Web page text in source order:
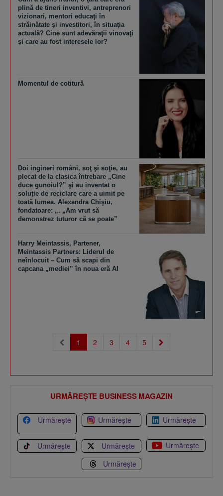
plină de tineri inventivi, antreprenori
vizionari, mentori educaţi în
străinătate şi investitori, în situaţia
actuală? Cine sunt adevăraţii vinovaţi
şi care au fost interesele lor?
Momentul de cotitură
Doi ingineri români, soţ şi soţie, au
plecat de la clasica întrebare „Cine
duce gunoiul?” şi au inventat o
soluţie de reciclare care a uimit pe
toată lumea. Alexandra Chişiu,
fondatoare: „. „Am vrut să
demonstrez tuturor că se poate”
Harry Meintassis, Partener,
Meintassis Partners: Liderul de
neînlocuit – Cum să scapi din
capcana „mediei” în noua eră AI
1 (current)
2 3 4 5
URMĂREȘTE BUSINESS MAGAZIN
Urmărește Urmărește Urmărește
Urmărește Urmărește
Urmărește
Urmărește